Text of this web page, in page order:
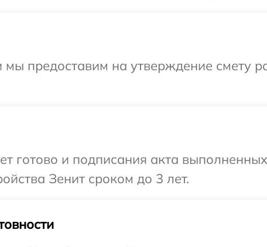
предоставим на утверждение смету
готово и подписания акта
Зенит сроком до 3 лет.